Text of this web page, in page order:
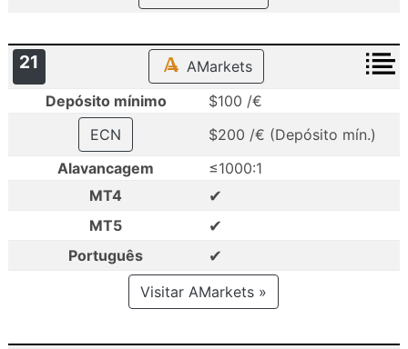
21
AMarkets
Depósito mínimo
$100 /€
ECN
$200 /€ (Depósito mín.)
Alavancagem
≤1000:1
MT4
✔
MT5 ✔
Português ✔
Visitar AMarkets »